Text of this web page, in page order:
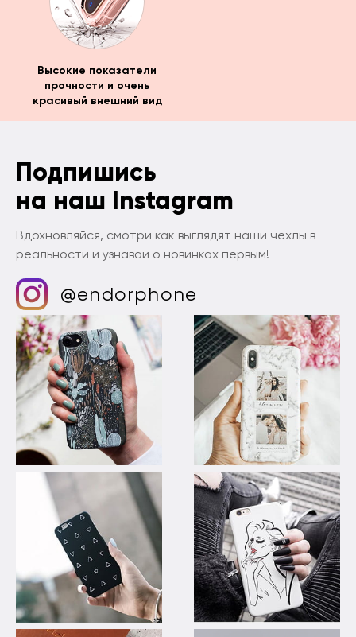
Высокие показатели
прочности и очень
красивый внешний вид
Подпишись
на наш Instagram
Вдохновляйся, смотри как выглядят наши чехлы в
реальности и узнавай о новинках первым!
@endorphone